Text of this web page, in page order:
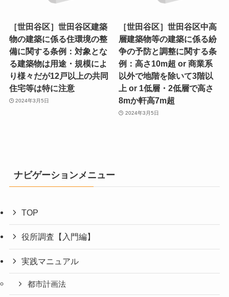
［世田谷区］世田谷区建築
物の建築に係る住環境の整
備に関する条例：対象とな
る建築物は用途・規模によ
り様々だが12戸以上の共同
住宅等は特に注意
2024年3月5日
［世田谷区］世田谷区中高
層建築物等の建築に係る紛
争の予防と調整に関する条
例：高さ10m超 or 商業系
以外で地階を除いて3階以
上 or 1低層・2低層で高さ
8mか軒高7m超
2024年3月5日
ナビゲーションメニュー
TOP
役所調査【入門編】
実践マニュアル
都市計画法